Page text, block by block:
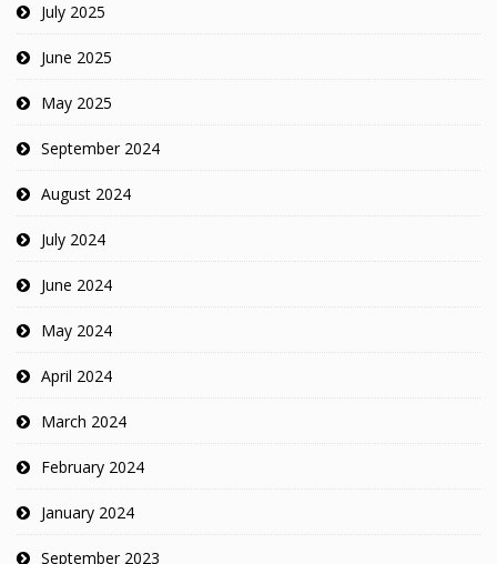
July 2025
June 2025
May 2025
September 2024
August 2024
July 2024
June 2024
May 2024
April 2024
March 2024
February 2024
January 2024
September 2023